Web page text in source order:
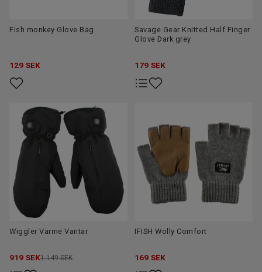
Fish monkey Glove Bag
129 SEK
Savage Gear Knitted Half Finger
Glove Dark grey
179 SEK
Wiggler Värme Vantar
919 SEK1.149 SEK
IFISH Wolly Comfort
169 SEK